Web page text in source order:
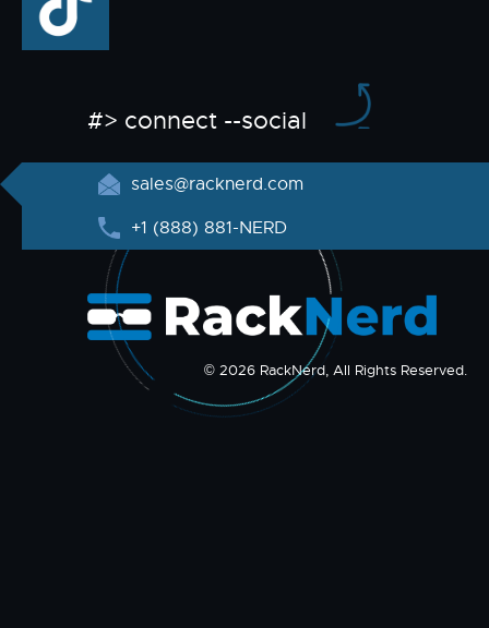
#> connect --social
sales@racknerd.com
+1 (888) 881-NERD
© 2026 RackNerd, All Rights Reserved.